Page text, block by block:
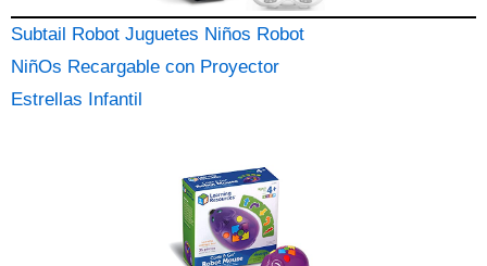
Subtail Robot Juguetes Niños Robot
NiñOs Recargable con Proyector
Estrellas Infantil